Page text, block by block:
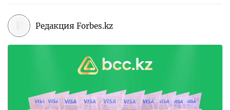
Редакция Forbes.kz